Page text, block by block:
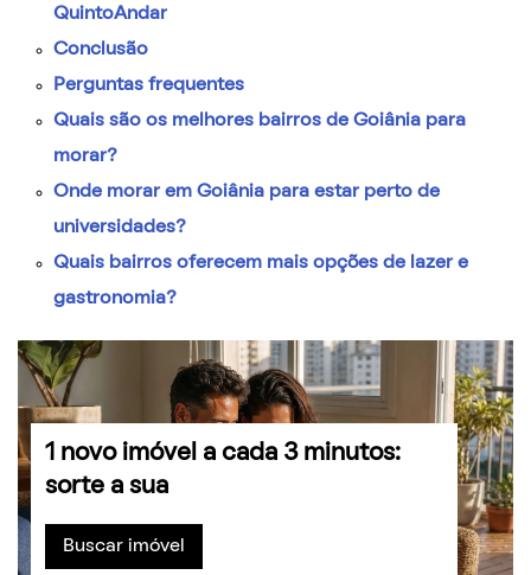
QuintoAndar
Conclusão
Perguntas frequentes
Quais são os melhores bairros de Goiânia para
morar?
Onde morar em Goiânia para estar perto de
universidades?
Quais bairros oferecem mais opções de lazer e
gastronomia?
1 novo imóvel a cada 3 minutos:
sorte a sua
Buscar imóvel